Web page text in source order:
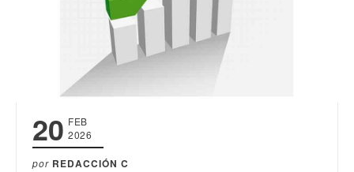
20 FEB
2026
por REDACCIÓN C